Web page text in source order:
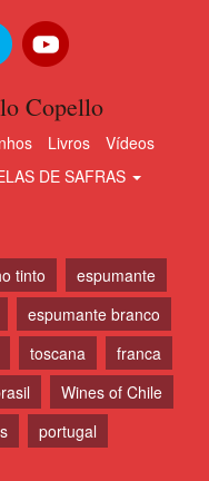
Copello
Livros
Vídeos
DE SAFRAS
tinto
espumante
espumante branco
toscana
franca
Wines of Chile
portugal